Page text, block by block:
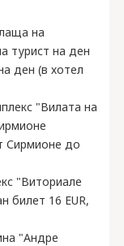
на
турист на ден
ден (в хотел
"Вилата на
Сирмионе до
"Виториале
билет 16 EUR,
"Андре